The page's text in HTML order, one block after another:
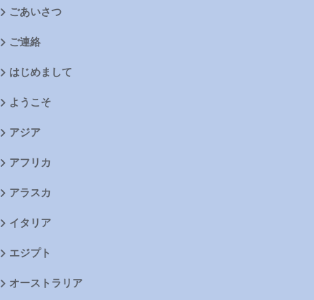
ごあいさつ
ご連絡
はじめまして
ようこそ
アジア
アフリカ
アラスカ
イタリア
エジプト
オーストラリア